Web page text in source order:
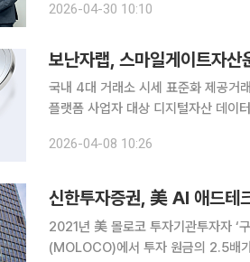
은 타이거리서치의 블록체인·디지털
2026-04-30 10:10
보난자랩, 스마일게이트자산
국내 4대 거래소 시세 표준화 제공거
플랫폼 사업자 대상 디지털자산 데이터 인프라 확대 디지털자산 데이터
난자랩은 머니터링에 업비트, 빗썸,
2026-04-08 10:26
신한투자증권, 美 AI 애드테
2021년 美 몰로코 투자기관투자자 ‘구주 매각’ 형태
(MOLOCO)에서 투자 원금의 2.5배